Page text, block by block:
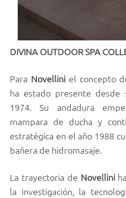
DIVINA OUTDOOR SPA
Para Novellini el concepto
ha estado presente desde
1974. Su andadura
mampara de ducha y
estratégica en el año 1988
bañera de hidromasaje.
La trayectoria de Novellini
la investigación, la